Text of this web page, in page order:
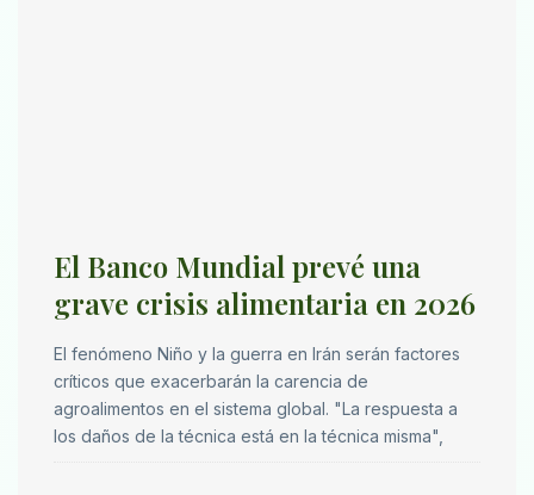
El Banco Mundial prevé una
grave crisis alimentaria en 2026
El fenómeno Niño y la guerra en Irán serán factores
críticos que exacerbarán la carencia de
agroalimentos en el sistema global. "La respuesta a
los daños de la técnica está en la técnica misma",